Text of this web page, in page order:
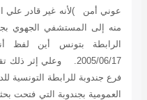
عوني أمن )لأنه غير قادر
منه إلى المستشفي الجهوي
الرابطة بتونس أين لفظ
2005/06/17. وعلي إثر
فرع جندوبة للرابطة التونسية
العمومية بجندوبة التي فتحت